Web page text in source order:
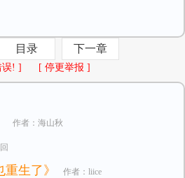
目录 下一章
误! ] [ 停更举报 ]
作者：海山秋
生了》 作者：liice